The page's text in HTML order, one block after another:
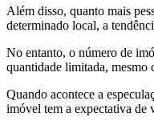
Além disso, quanto mais
determinado local, a
No entanto, o número de
quantidade limitada, mesmo
Quando acontece a
imóvel tem a expectativa de